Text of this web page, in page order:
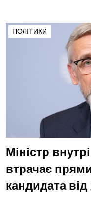
ПОЛІТИКИ
Міністр
втрачає
кандидата